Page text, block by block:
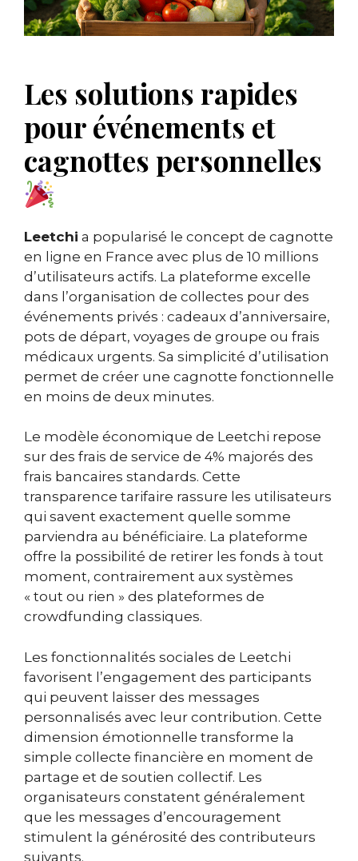
Les solutions rapides
pour événements et
cagnottes personnelles
Leetchi a popularisé le concept de cagnotte
en ligne en France avec plus de 10 millions
d’utilisateurs actifs. La plateforme excelle
dans l’organisation de collectes pour des
événements privés : cadeaux d’anniversaire,
pots de départ, voyages de groupe ou frais
médicaux urgents. Sa simplicité d’utilisation
permet de créer une cagnotte fonctionnelle
en moins de deux minutes.
Le modèle économique de Leetchi repose
sur des frais de service de 4% majorés des
frais bancaires standards. Cette
transparence tarifaire rassure les utilisateurs
qui savent exactement quelle somme
parviendra au bénéficiaire. La plateforme
offre la possibilité de retirer les fonds à tout
moment, contrairement aux systèmes
« tout ou rien » des plateformes de
crowdfunding classiques.
Les fonctionnalités sociales de Leetchi
favorisent l’engagement des participants
qui peuvent laisser des messages
personnalisés avec leur contribution. Cette
dimension émotionnelle transforme la
simple collecte financière en moment de
partage et de soutien collectif. Les
organisateurs constatent généralement
que les messages d’encouragement
stimulent la générosité des contributeurs
suivants.